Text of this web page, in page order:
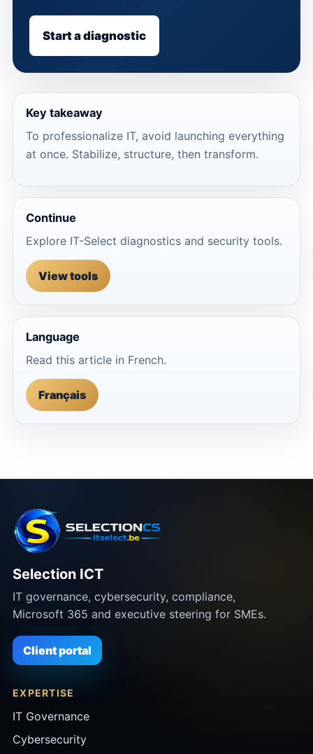
Start a diagnostic
Key takeaway
To professionalize IT, avoid launching everything
at once. Stabilize, structure, then transform.
Continue
Explore IT-Select diagnostics and security tools.
View tools
Language
Read this article in French.
Français
Selection ICT
IT governance, cybersecurity, compliance,
Microsoft 365 and executive steering for SMEs.
Client portal
EXPERTISE
IT Governance
Cybersecurity